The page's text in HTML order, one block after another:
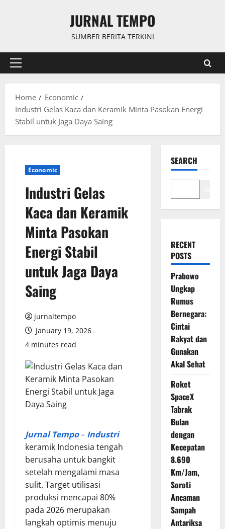
JURNAL TEMPO
SUMBER BERITA TERKINI
Primary
Home
Economic
Industri Gelas Kaca dan Keramik Minta Pasokan Energi
Stabil untuk Jaga Daya Saing
Economic
Industri Gelas
Kaca dan Keramik
Minta Pasokan
Energi Stabil
untuk Jaga Daya
Saing
jurnaltempo
January 19, 2026
4 minutes read
Jurnal Tempo– Industri
keramik Indonesia tengah
berusaha untuk bangkit
setelah mengalami masa
sulit. Target utilisasi
produksi mencapai 80%
pada 2026 merupakan
langkah optimis menuju
SEARCH
RECENT
POSTS
Prabowo
Ungkap
Rumus
Bernegara:
Cintai
Rakyat dan
Gunakan
Akal Sehat
Roket
SpaceX
Tabrak
Bulan
dengan
Kecepatan
8.690
Km/Jam,
Soroti
Ancaman
Sampah
Antariksa